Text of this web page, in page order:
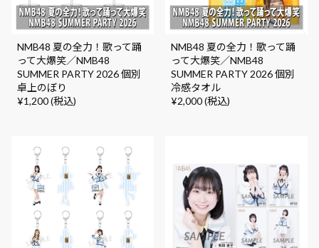
NMB48 夏の全力！歌って踊
って大爆笑／NMB48
SUMMER PARTY 2026 個別
卓上のぼり
¥1,200 (税込)
NMB48 夏の全力！歌って踊
って大爆笑／NMB48
SUMMER PARTY 2026 個別
冷感タオル
¥2,000 (税込)